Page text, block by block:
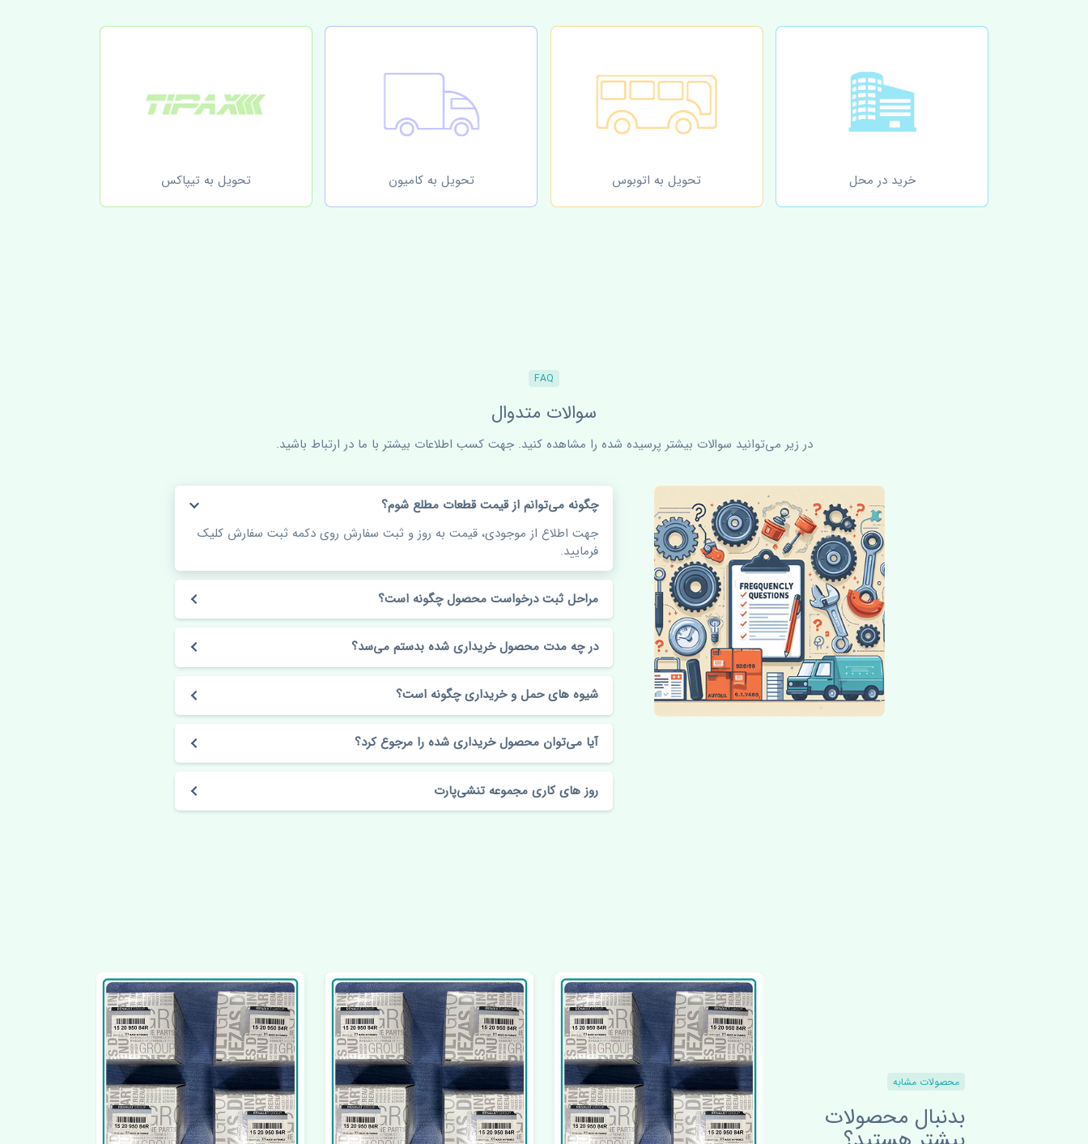
خرید در محل تحویل به اتوبوس تحویل به کامیون تحویل به تیپاکس
FAQ
سوالات متدوال
در زیر می‌توانید سوالات بیشتر پرسیده شده را مشاهده کنید. جهت کسب اطلاعات بیشتر با ما در ارتباط باشید.
چگونه می‌توانم از قیمت قطعات مطلع شوم؟
جهت اطلاع از موجودی، قیمت به روز و ثبت سفارش روی دکمه ثبت سفارش کلیک
فرمایید.
مراحل ثبت درخواست محصول چگونه است؟
در چه مدت محصول خریداری شده بدستم می‌سد؟
شیوه های حمل و خریداری چگونه است؟
آیا می‌توان محصول خریداری شده را مرجوع کرد؟
روز های کاری مجموعه تنشی‌پارت
محصولات مشابه
بدنبال محصولات